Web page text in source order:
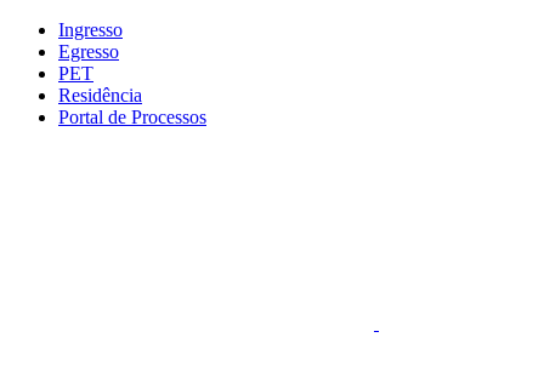
Conteúdo principal
Ingresso
Egresso
PET
Residência
Portal de Processos